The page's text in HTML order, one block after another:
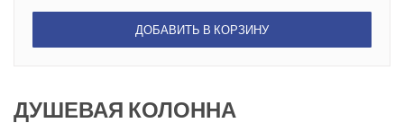
ДОБАВИТЬ В КОРЗИНУ
ДУШЕВАЯ КОЛОННА